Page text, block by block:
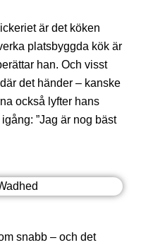
är det köken
platsbyggda kök är
han. Och visst
det händer – kanske
också lyfter hans
”Jag är nog bäst
snabb – och det